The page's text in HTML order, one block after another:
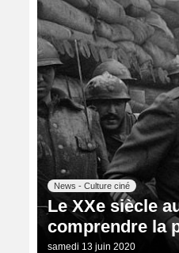
News - Culture ciné
Le XXe siècle
comprendre la
samedi 13 juin 2020